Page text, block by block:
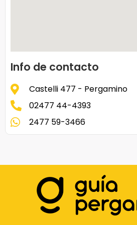
Info de contacto
Castelli 477 - Pergamino
02477 44-4393
2477 59-3466